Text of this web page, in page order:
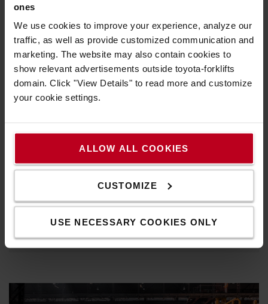
ones
We use cookies to improve your experience, analyze our
traffic, as well as provide customized communication and
marketing. The website may also contain cookies to
show relevant advertisements outside toyota-forklifts
domain. Click "View Details" to read more and customize
your cookie settings.
ALLOW ALL COOKIES
CUSTOMIZE
USE NECESSARY COOKIES ONLY
Minősége és funkcionalitása a legapróbb részletekig is
felfedezhető, szállítókocsijaink még a nehezebb terhek
Tudjon meg többet ipari rollereinkről és
szállítókocsikjainkról